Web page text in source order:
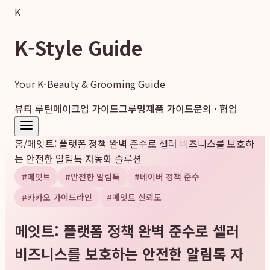
K
K-Style Guide
Your K-Beauty & Grooming Guide
뷰티 루틴메이크업 가이드그루밍제품 가이드문의 · 협업
홈/메잇트: 플랫폼 정책 완벽 준수로 셀러 비즈니스를 보호하
는 안전한 알림톡 자동화 솔루션
#메잇트 #안전한 알림톡 #네이버 정책 준수
#카카오 가이드라인 #메잇트 신뢰도
메잇트: 플랫폼 정책 완벽 준수로 셀러
비즈니스를 보호하는 안전한 알림톡 자